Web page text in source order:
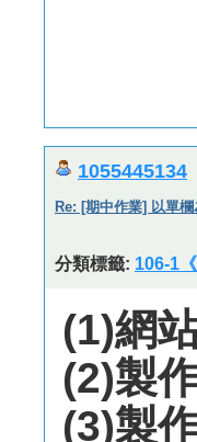
1055445134
Re: [期中作業] 以單
分類標籤: 106-1
(1)網
(2)製
(3)製